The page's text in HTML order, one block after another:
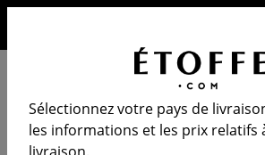
Sélectionnez votre pays de
les informations et les prix relatifs